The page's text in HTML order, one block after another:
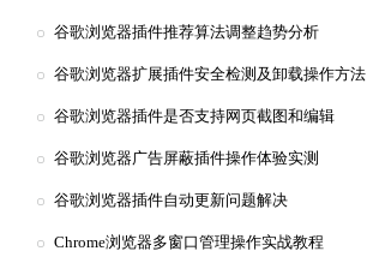
谷歌浏览器插件推荐算法调整趋势分析
谷歌浏览器扩展插件安全检测及卸载操作方法
谷歌浏览器插件是否支持网页截图和编辑
谷歌浏览器广告屏蔽插件操作体验实测
谷歌浏览器插件自动更新问题解决
Chrome浏览器多窗口管理操作实战教程